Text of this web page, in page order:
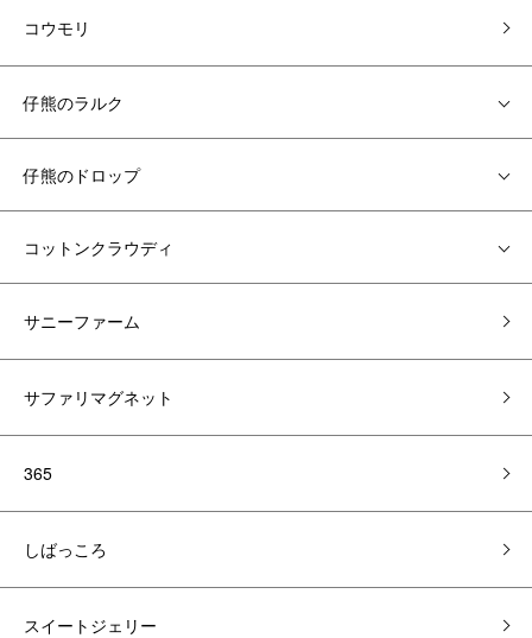
コウモリ
仔熊のラルク
仔熊のドロップ
コットンクラウディ
サニーファーム
サファリマグネット
365
しばっころ
スイートジェリー